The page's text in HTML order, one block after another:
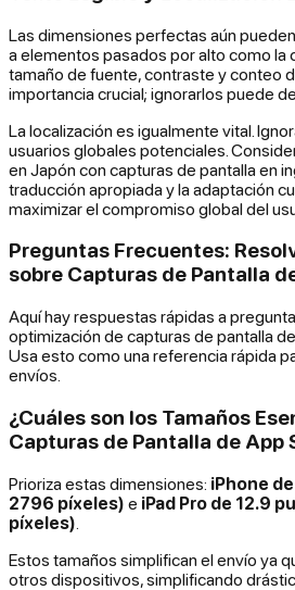
Las dimensiones perfectas aún
a elementos pasados por alto como la
tamaño de fuente, contraste y conteo
importancia crucial; ignorarlos puede
La localización es igualmente vital.
usuarios globales potenciales.
en Japón con capturas de pantalla en
traducción apropiada y la adaptación
maximizar el compromiso global del
Preguntas Frecuentes:
sobre Capturas de Pantalla
Aquí hay respuestas rápidas a
optimización de capturas de pantalla
Usa esto como una referencia rápida
envíos.
¿Cuáles son los Tamaños
Capturas de Pantalla de App
Prioriza estas dimensiones: iPhone
2796 píxeles) e iPad Pro de 12.9
píxeles)
Estos tamaños simplifican el envío ya
otros dispositivos, simplificando